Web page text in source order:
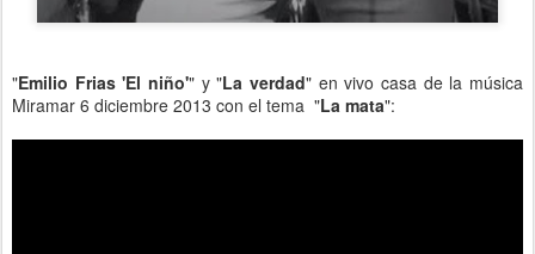
"Emilio Frias 'El niño'" y "La verdad" en vivo casa de la música
Miramar 6 diciembre 2013 con el tema "La mata":